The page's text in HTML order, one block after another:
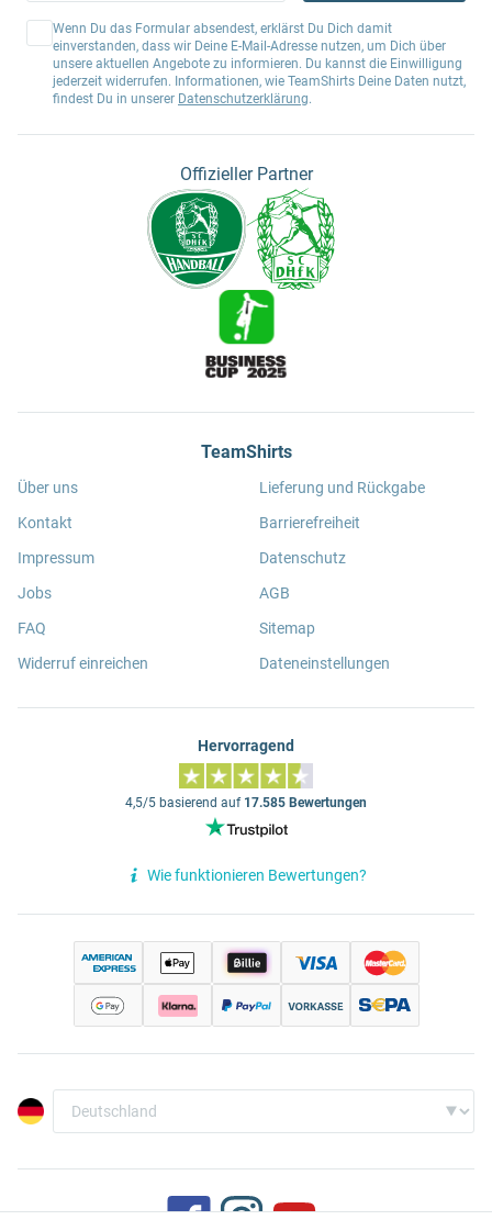
Wenn Du das Formular absendest, erklärst Du Dich damit
einverstanden, dass wir Deine E-Mail-Adresse nutzen, um Dich über
unsere aktuellen Angebote zu informieren. Du kannst die Einwilligung
jederzeit widerrufen. Informationen, wie TeamShirts Deine Daten nutzt,
findest Du in unserer Datenschutzerklärung.
Offizieller Partner
TeamShirts
Über uns
Kontakt
Impressum
Jobs
FAQ
Widerruf einreichen
Lieferung und Rückgabe
Barrierefreiheit
Datenschutz
AGB
Sitemap
Dateneinstellungen
Hervorragend
4,5/5 basierend auf 17.585 Bewertungen
Wie funktionieren Bewertungen?